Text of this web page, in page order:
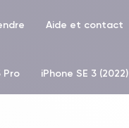
Aide et contact
Pro iPhone SE 3 (2022)